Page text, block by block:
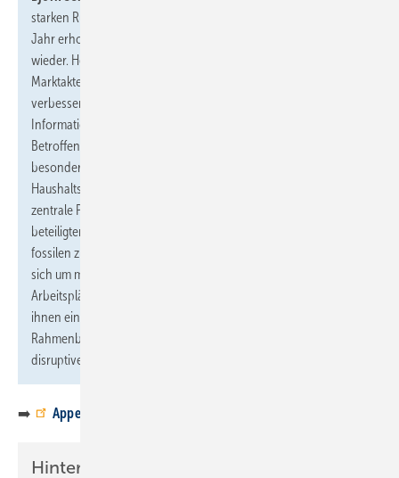
starken Rückgang beim Absatz von Wärmepumpen im letzten
Jahr erholt sich der erneuerbare Wärmemarkt jetzt langsam
wieder. Hersteller, Installateure, Energieberater und viele weitere
Marktakteure sehen, dass die Regelungen aus dem GEG und die
verbesserte Förderung immer stärker wirken. Viele
Informationen haben einfach Zeit gebraucht, um bei den
Betroffenen anzukommen, zum Beispiel dass die BEG eine
besondere Förderung für Gebäudeeigentümer mit niedrigerem
Haushaltseinkommen beinhaltet. Die Regelungen bilden jetzt die
zentrale Planungsgrundlage für alle an der Wärmewende
beteiligten Branchen und auch für die Transformation von
fossilen zu erneuerbaren Geschäftsmodellen. Zumeist handelt es
sich um mittelständische Unternehmen, vielfach mit
Arbeitsplätzen im ländlichen Raum. Sie erwarten, dass die Politik
ihnen eine klare Perspektive aufzeigt, indem sie die
Rahmenbedingungen im Gebäudebereich stabilisiert und
disruptive Eingriffe vermeidet.“
➡️ Appell zur Bundestagswahl der Gebäude-Allianz
Hintergrund zur Gebäude-Allianz